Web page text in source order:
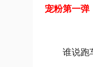
宠粉第一弹
谁说跑